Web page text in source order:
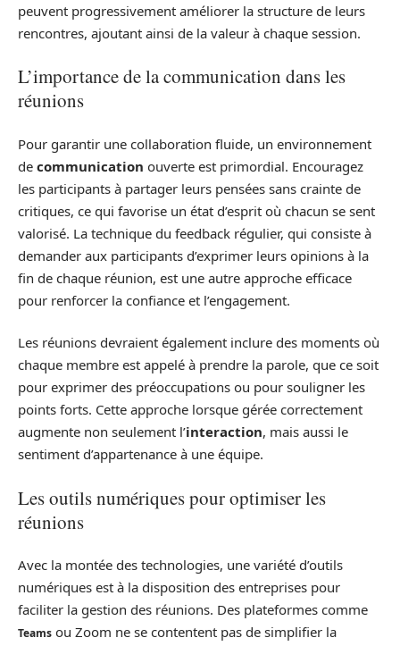
peuvent progressivement améliorer la structure de leurs
rencontres, ajoutant ainsi de la valeur à chaque session.
L’importance de la communication dans les
réunions
Pour garantir une collaboration fluide, un environnement
de communication ouverte est primordial. Encouragez
les participants à partager leurs pensées sans crainte de
critiques, ce qui favorise un état d’esprit où chacun se sent
valorisé. La technique du feedback régulier, qui consiste à
demander aux participants d’exprimer leurs opinions à la
fin de chaque réunion, est une autre approche efficace
pour renforcer la confiance et l’engagement.
Les réunions devraient également inclure des moments où
chaque membre est appelé à prendre la parole, que ce soit
pour exprimer des préoccupations ou pour souligner les
points forts. Cette approche lorsque gérée correctement
augmente non seulement l’interaction, mais aussi le
sentiment d’appartenance à une équipe.
Les outils numériques pour optimiser les
réunions
Avec la montée des technologies, une variété d’outils
numériques est à la disposition des entreprises pour
faciliter la gestion des réunions. Des plateformes comme
Teams ou Zoom ne se contentent pas de simplifier la